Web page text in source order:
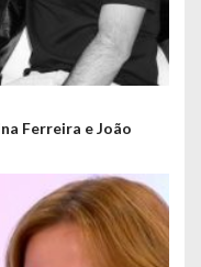
Ferreira e João